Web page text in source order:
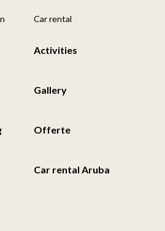
Car rental
Activities
Gallery
Offerte
Car rental Aruba